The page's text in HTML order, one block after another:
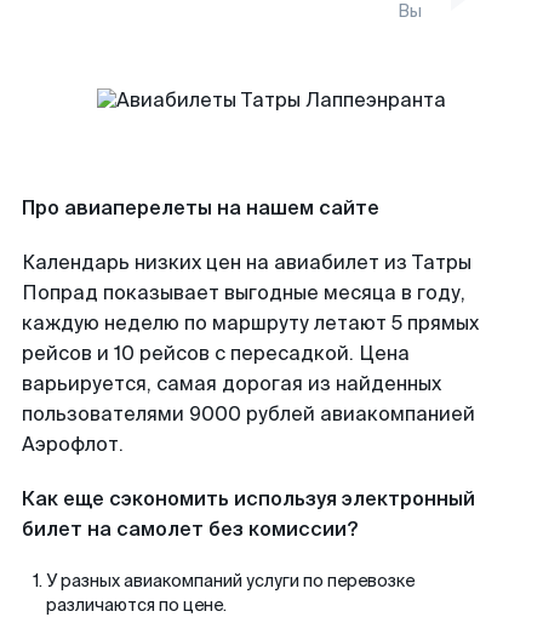
Вы
Про авиаперелеты на нашем сайте
Календарь низких цен на авиабилет из Татры
Попрад показывает выгодные месяца в году,
каждую неделю по маршруту летают 5 прямых
рейсов и 10 рейсов с пересадкой. Цена
варьируется, самая дорогая из найденных
пользователями 9000 рублей авиакомпанией
Аэрофлот.
Как еще сэкономить используя электронный
билет на самолет без комиссии?
У разных авиакомпаний услуги по перевозке
различаются по цене.